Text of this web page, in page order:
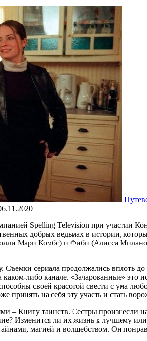
Spelling Television при участии
добрых ведьмах в истории,
Мари Комбс) и Фиби (Алисса
сериала продолжались вплоть до
либо канале. «Зачарованные»
своей красотой свести с ума
принять на себя эту участь и стать
– Книгу таинств. Сестры произнесли
Изменится ли их жизнь к лучшему
магией и волшебством. Он